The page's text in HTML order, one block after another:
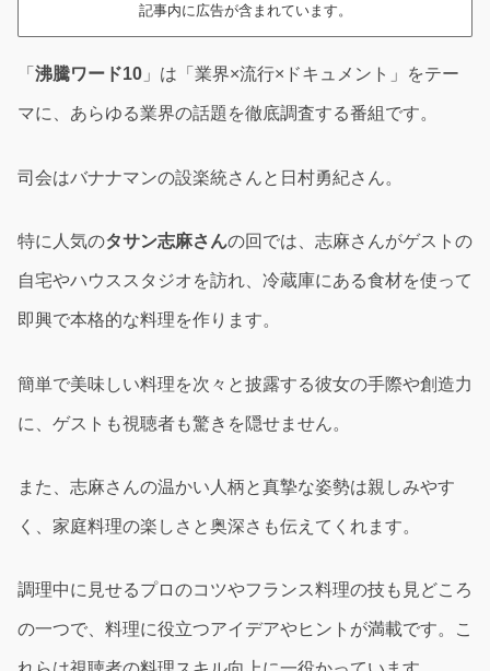
記事内に広告が含まれています。
「 沸騰ワード10 」は「業界×流行×ドキュメント」をテー
マに、あらゆる業界の話題を徹底調査する番組です。
司会はバナナマンの設楽統さんと日村勇紀さん。
特に人気のタサン志麻さんの回では、志麻さんがゲストの
自宅やハウススタジオを訪れ、冷蔵庫にある食材を使って
即興で本格的な料理を作ります。
簡単で美味しい料理を次々と披露する彼女の手際や創造力
に、ゲストも視聴者も驚きを隠せません。
また、志麻さんの温かい人柄と真摯な姿勢は親しみやす
く、家庭料理の楽しさと奥深さも伝えてくれます。
調理中に見せるプロのコツやフランス料理の技も見どころ
の一つで、料理に役立つアイデアやヒントが満載です。こ